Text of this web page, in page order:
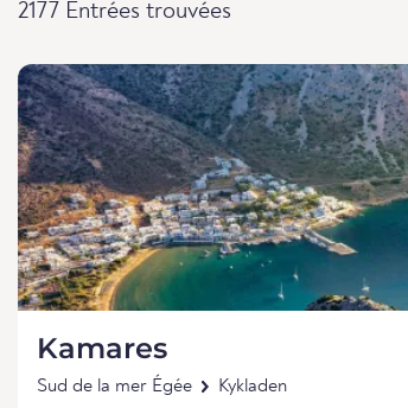
2177 Entrées trouvées
Kamares
Sud de la mer Égée Kykladen